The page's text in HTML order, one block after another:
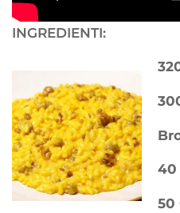
INGREDIENTI:
40
50